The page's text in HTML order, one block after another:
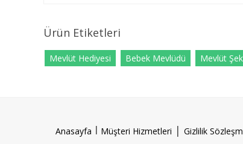
Ürün Etiketleri
Mevlüt Hediyesi Bebek Mevlüdü Mevlüt
Anasayfa l Müşteri Hizmetleri | Gizlilik